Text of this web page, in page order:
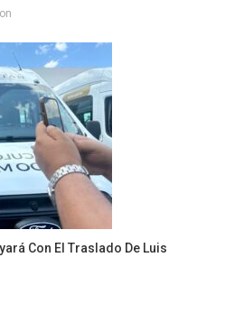
Con El Traslado De Luis